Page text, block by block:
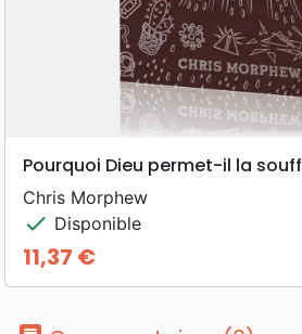
Pourquoi Dieu permet-il la
Chris Morphew
check Disponible
Prix
11,37 €